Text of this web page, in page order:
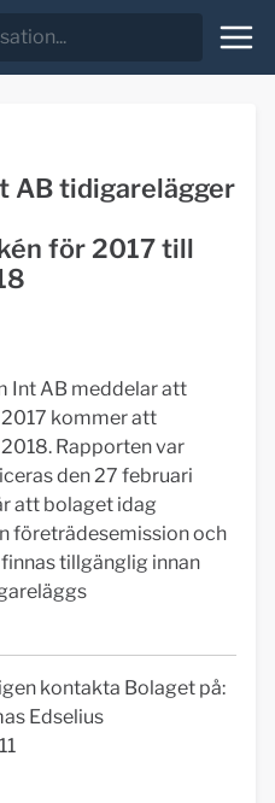
AB tidigarelägger
för 2017 till
Int AB meddelar att
kommer att
Rapporten var
den 27 februari
att bolaget idag
företrädesemission och
tillgänglig innan
kontakta Bolaget på:
Edselius